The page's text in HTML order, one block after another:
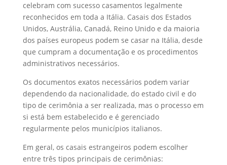
celebram com sucesso casamentos legalmente
reconhecidos em toda a Itália. Casais dos Estados
Unidos, Austrália, Canadá, Reino Unido e da maioria
dos países europeus podem se casar na Itália, desde
que cumpram a documentação e os procedimentos
administrativos necessários.
Os documentos exatos necessários podem variar
dependendo da nacionalidade, do estado civil e do
tipo de cerimônia a ser realizada, mas o processo em
si está bem estabelecido e é gerenciado
regularmente pelos municípios italianos.
Em geral, os casais estrangeiros podem escolher
entre três tipos principais de cerimônias: